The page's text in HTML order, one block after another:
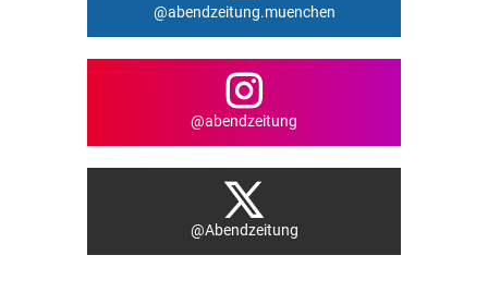
@abendzeitung.muenchen
@abendzeitung
@Abendzeitung